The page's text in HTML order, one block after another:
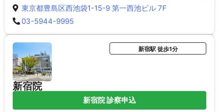
東京都豊島区西池袋1-15-9 第一西池ビル 7F
03-5944-9995
新宿院
新宿駅 徒歩1分
新宿院 診察申込